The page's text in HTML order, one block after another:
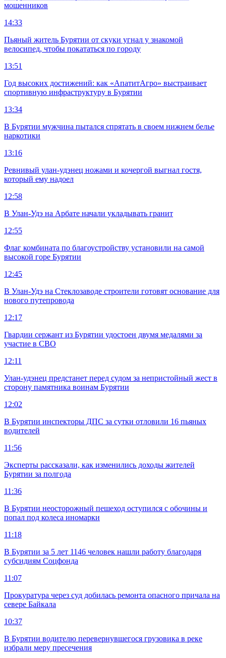
мошенников
14:33
Пьяный житель Бурятии от скуки угнал у знакомой
велосипед, чтобы покататься по городу
13:51
Год высоких достижений: как «АпатитАгро» выстраивает
спортивную инфраструктуру в Бурятии
13:34
В Бурятии мужчина пытался спрятать в своем нижнем белье
наркотики
13:16
Ревнивый улан-удэнец ножами и кочергой выгнал гостя,
который ему надоел
12:58
В Улан-Удэ на Арбате начали укладывать гранит
12:55
Флаг комбината по благоустройству установили на самой
высокой горе Бурятии
12:45
В Улан-Удэ на Стеклозаводе строители готовят основание для
нового путепровода
12:17
Гвардии сержант из Бурятии удостоен двумя медалями за
участие в СВО
12:11
Улан-удэнец предстанет перед судом за непристойный жест в
сторону памятника воинам Бурятии
12:02
В Бурятии инспекторы ДПС за сутки отловили 16 пьяных
водителей
11:56
Эксперты рассказали, как изменились доходы жителей
Бурятии за полгода
11:36
В Бурятии неосторожный пешеход оступился с обочины и
попал под колеса иномарки
11:18
В Бурятии за 5 лет 1146 человек нашли работу благодаря
субсидиям Соцфонда
11:07
Прокуратура через суд добилась ремонта опасного причала на
севере Байкала
10:37
В Бурятии водителю перевернувшегося грузовика в реке
избрали меру пресечения